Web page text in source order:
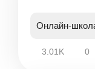
Онлайн-
3.01K 0